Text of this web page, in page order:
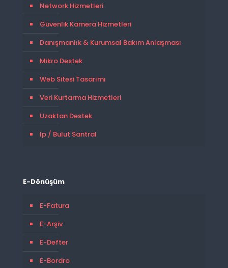
Network Hizmetleri
Güvenlik Kamera Hizmetleri
Danışmanlık & Kurumsal Bakım Anlaşması
Mikro Destek
Web Sitesi Tasarımı
Veri Kurtarma Hizmetleri
Uzaktan Destek
Ip / Bulut Santral
E-Dönüşüm
E-Fatura
E-Arşiv
E-Defter
E-Bordro